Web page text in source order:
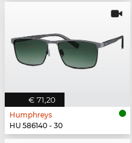
€ 71,20
Humphreys
HU 586140 - 30